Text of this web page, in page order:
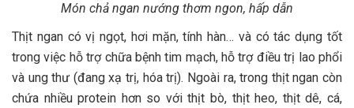
Món chả ngan nướng thơm ngon, hấp dẫn
Thịt ngan có vị ngọt, hơi mặn, tính hàn… và có tác dụng tốt
trong việc hỗ trợ chữa bệnh tim mạch, hỗ trợ điều trị lao phổi
và ung thư (đang xạ trị, hóa trị). Ngoài ra, trong thịt ngan còn
chứa nhiều protein hơn so với thịt bò, thịt heo, thịt dê, cá,